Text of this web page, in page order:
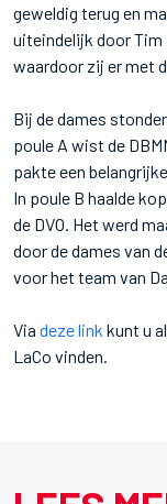
geweldig terug en
uiteindelijk door Tim
waardoor zij er met
Bij de dames
poule A wist de
pakte een
In poule B haalde
de DVO. Het werd
door de dames van
voor het team van
Via deze link kunt u
LaCo vinden.